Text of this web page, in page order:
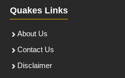
Quakes Links
About Us
Contact Us
Disclaimer